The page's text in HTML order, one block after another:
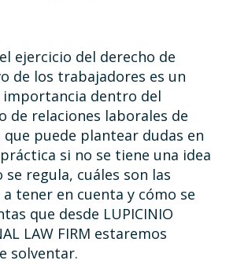
ejercicio del derecho de
de los trabajadores es un
importancia dentro del
de relaciones laborales de
que puede plantear dudas en
si no se tiene una idea
se regula, cuáles son las
tener en cuenta y cómo se
que desde LUPICINIO
LAW FIRM estaremos
solventar.